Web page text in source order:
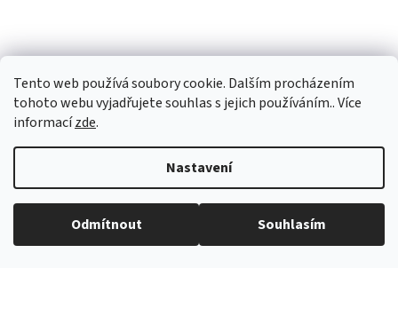
Tento web používá soubory cookie. Dalším procházením
tohoto webu vyjadřujete souhlas s jejich používáním.. Více
informacízde.
Nastavení
Odmítnout Souhlasím
Vytvořil Shoptet